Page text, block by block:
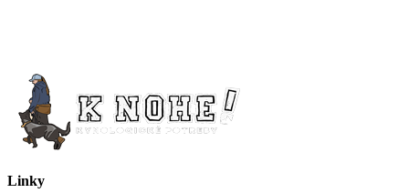
Linky